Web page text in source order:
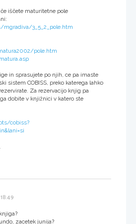
iščete maturitetne pole
3_5_2_pole.htm
pole.htm
in sprasujete po njih, ce pa imaste
sistem COBISS, preko katerega lahko
Za rezervacijo knjig pa
dobite v knjižnici v katero ste
cobiss?
zacetek junija?